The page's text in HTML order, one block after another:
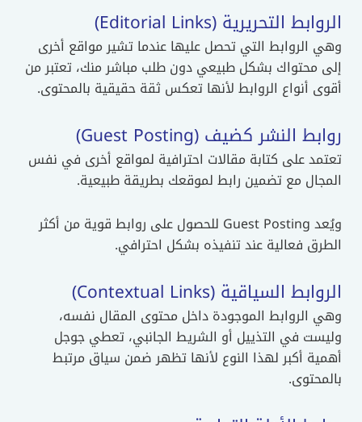
الروابط التحريرية (Editorial Links)
وهي الروابط التي تحصل عليها عندما تشير مواقع أخرى
إلى محتواك بشكل طبيعي دون طلب مباشر منك، تعتبر من
أقوى أنواع الروابط لأنها تعكس ثقة حقيقية بالمحتوى.
روابط النشر كضيف (Guest Posting)
تعتمد على كتابة مقالات احترافية لمواقع أخرى في نفس
المجال مع تضمين رابط لموقعك بطريقة طبيعية.
ويُعد Guest Posting للحصول على روابط قوية من أكثر
الطرق فعالية عند تنفيذه بشكل احترافي.
الروابط السياقية (Contextual Links)
وهي الروابط الموجودة داخل محتوى المقال نفسه،
وليست في التذييل أو الشريط الجانبي، تعطي جوجل
أهمية أكبر لهذا النوع لأنها تظهر ضمن سياق مرتبط
بالمحتوى.